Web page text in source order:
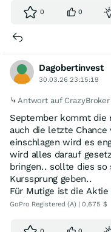
0 0
Dagobertinvest
30.03.26 23:15:19
Antwort auf CrazyBroker
September kommt die
auch die letzte
einschlagen wird es
wird alles darauf
bringen.. sollte dies so
Kurssprung geben..
Für Mutige ist die Aktie
GoPro Registered (A) | 0,675 $